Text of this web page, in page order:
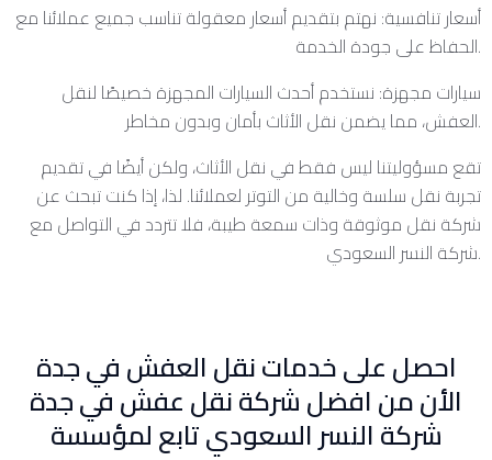
أسعار تنافسية: نهتم بتقديم أسعار معقولة تناسب جميع عملائنا مع
الحفاظ على جودة الخدمة.
سيارات مجهزة: نستخدم أحدث السيارات المجهزة خصيصًا لنقل
العفش، مما يضمن نقل الأثاث بأمان وبدون مخاطر.
تقع مسؤوليتنا ليس فقط في نقل الأثاث، ولكن أيضًا في تقديم
تجربة نقل سلسة وخالية من التوتر لعملائنا. لذا، إذا كنت تبحث عن
شركة نقل موثوقة وذات سمعة طيبة، فلا تتردد في التواصل مع
شركة النسر السعودي.
احصل على خدمات نقل العفش في جدة
الأن من افضل شركة نقل عفش في جدة
شركة النسر السعودي تابع لمؤسسة